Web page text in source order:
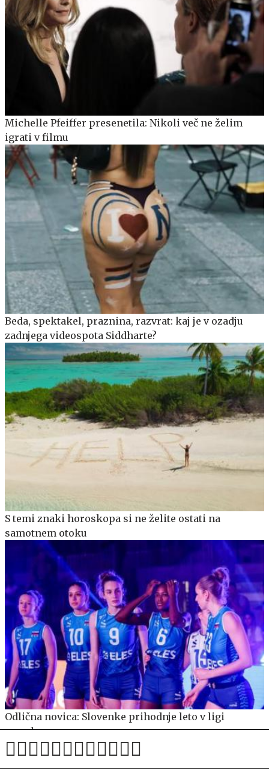
Michelle Pfeiffer presenetila: Nikoli več ne želim
igrati v filmu
Beda, spektakel, praznina, razvrat: kaj je v ozadju
zadnjega videospota Siddharte?
S temi znaki horoskopa si ne želite ostati na
samotnem otoku
Odlična novica: Slovenke prihodnje leto v ligi
narodov